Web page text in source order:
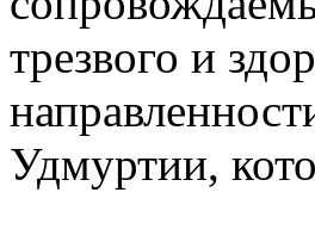
трезвого и
Удмуртии,